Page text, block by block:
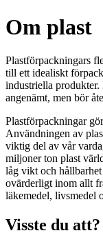
Om plast
Plastförpackningars
till ett idealiskt
industriella
angenämt, men bör
Plastförpackningar
Användningen av
viktig del av vår
miljoner ton plast
låg vikt och
ovärderligt inom allt
läkemedel, livsmedel
Visste du att?